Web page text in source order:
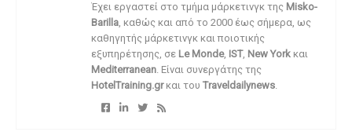
Έχει εργαστεί στο τμήμα μάρκετινγκ της Misko-
Barilla, καθώς και από το 2000 έως σήμερα, ως
καθηγητής μάρκετινγκ και ποιοτικής
εξυπηρέτησης, σε Le Monde, IST, New York και
Mediterranean. Είναι συνεργάτης της
HotelTraining.grκαι του Traveldailynews.